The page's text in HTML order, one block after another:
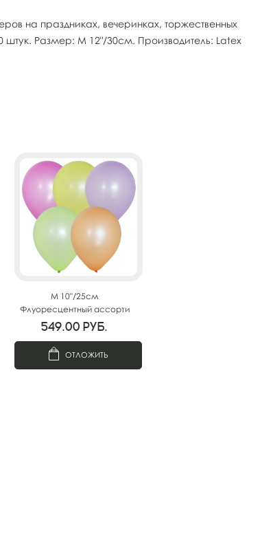
на праздниках, вечеринках, торжественных
штук. Размер: M 12"/30см. Производитель: Latex
M 10"/25см
Флуоресцентный ассорти
100шт
549.00 руб.
ОТЛОЖИТЬ